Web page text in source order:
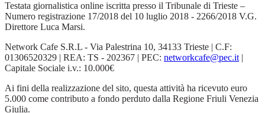
Testata giornalistica online iscritta presso il Tribunale di Trieste –
Numero registrazione 17/2018 del 10 luglio 2018 - 2266/2018 V.G.
Direttore Luca Marsi.
Network Cafe S.R.L - Via Palestrina 10, 34133 Trieste | C.F:
01306520329 | REA: TS - 202367 | PEC: networkcafe@pec.it |
Capitale Sociale i.v.: 10.000€
Ai fini della realizzazione del sito, questa attività ha ricevuto euro
5.000 come contributo a fondo perduto dalla Regione Friuli Venezia
Giulia.